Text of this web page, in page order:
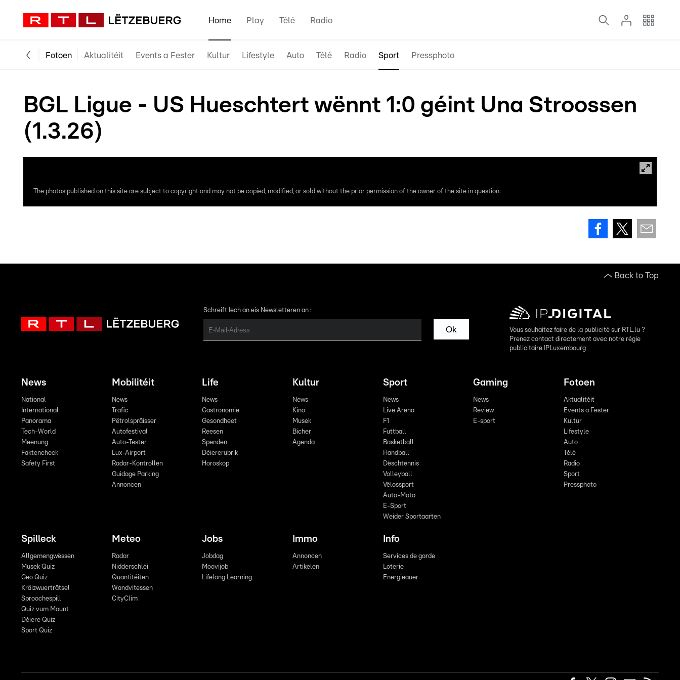
Home Play Télé Radio
Fotoen Aktualitéit Events a Fester Kultur Lifestyle Auto Télé Radio Sport Pressphoto
BGL Ligue - US Hueschtert wënnt 1:0 géint Una Stroossen
(1.3.26)
The photos published on this site are subject to copyright and may not be copied, modified, or sold without the prior permission of the owner of the site in question.
Back to Top
Schreift Iech an eis Newsletteren an :
Ok
Vous souhaitez faire de la publicité sur RTL.lu ?
Prenez contact directement avec notre régie
publicitaire IPLuxembourg
News
National
International
Panorama
Tech-World
Meenung
Faktencheck
Safety First
Mobilitéit
News
Trafic
Pëtrolspräisser
Autofestival
Auto-Tester
Lux-Airport
Radar-Kontrollen
Guidage Parking
Annoncen
Life
News
Gastronomie
Gesondheet
Reesen
Spenden
Déiererubrik
Horoskop
Kultur
News
Kino
Musek
Bicher
Agenda
Sport
News
Live Arena
F1
Futtball
Basketball
Handball
Dëschtennis
Volleyball
Vëlossport
Auto-Moto
E-Sport
Weider Sportaarten
Gaming
News
Review
E-sport
Fotoen
Aktualitéit
Events a Fester
Kultur
Lifestyle
Auto
Télé
Radio
Sport
Pressphoto
Spilleck
Allgemengwëssen
Musek Quiz
Geo Quiz
Kräizwuerträtsel
Sproochespill
Quiz vum Mount
Déiere Quiz
Sport Quiz
Meteo
Radar
Nidderschléi
Quantitéiten
Wandvitessen
CityClim
Jobs
Jobdag
Moovijob
Lifelong Learning
Immo
Annoncen
Artikelen
Info
Services de garde
Loterie
Energieauer